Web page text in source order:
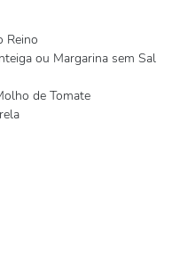
Reino
ou Margarina sem Sal
de Tomate